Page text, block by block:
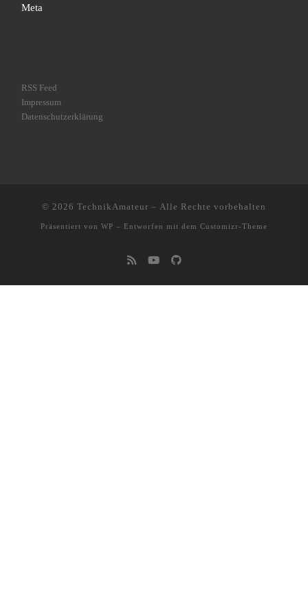
Meta
RSS Feed
Impressum
Datenschutzerklärung
© 2026 TechnikAmateur – Alle Rechte vorbehalten
Präsentiert von WP – Entworfen mit dem Customizr-Theme